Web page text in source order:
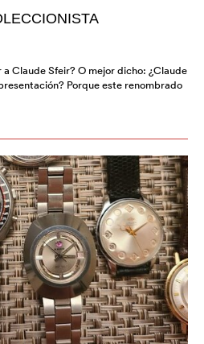
Claude Sfeir? O mejor dicho: ¿Claude
Porque este renombrado